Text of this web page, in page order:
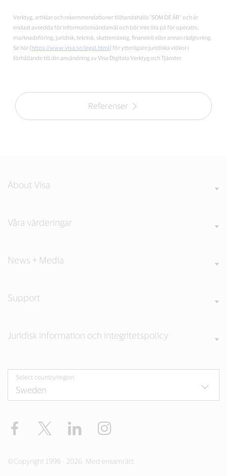
Verktyg, artiklar och rekommendationer tillhandahålls ”SOM DE ÄR” och är
endast avsedda för informationsändamål och bör inte lita på för operativ,
marknadsföring, juridisk, teknisk, skattemässig, finansiell eller annan rådgivning.
Se här [https://www.visa.se/legal.html] för ytterligare juridiska villkor i
förhållande till din användning av Visa Digitala Verktyg och Tjänster
Referenser
About Visa
Våra värderingar
News + Media
Support
Juridisk information och integritetspolicy
Select country/region
Facebook Twitter LinkedIn
©Copyright 1996 - 2026. Med ensamrätt.